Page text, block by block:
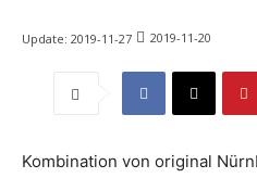
Update: 2019-11-27 2019-11-20
Kombination von original